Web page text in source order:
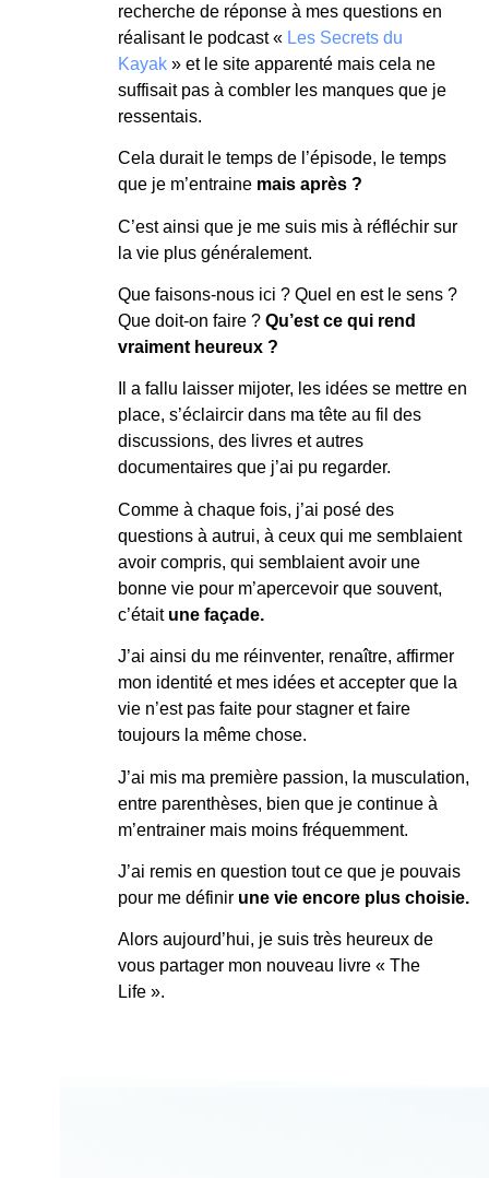
recherche de réponse à mes questions en
réalisant le podcast « Les Secrets du
Kayak» et le site apparenté mais cela ne
suffisait pas à combler les manques que je
ressentais.
Cela durait le temps de l’épisode, le temps
que je m’entraine mais après ?
C’est ainsi que je me suis mis à réfléchir sur
la vie plus généralement.
Que faisons-nous ici ? Quel en est le sens ?
Que doit-on faire ? Qu’est ce qui rend
vraiment heureux ?
Il a fallu laisser mijoter, les idées se mettre en
place, s’éclaircir dans ma tête au fil des
discussions, des livres et autres
documentaires que j’ai pu regarder.
Comme à chaque fois, j’ai posé des
questions à autrui, à ceux qui me semblaient
avoir compris, qui semblaient avoir une
bonne vie pour m’apercevoir que souvent,
c’était une façade.
J’ai ainsi du me réinventer, renaître, affirmer
mon identité et mes idées et accepter que la
vie n’est pas faite pour stagner et faire
toujours la même chose.
J’ai mis ma première passion, la musculation,
entre parenthèses, bien que je continue à
m’entrainer mais moins fréquemment.
J’ai remis en question tout ce que je pouvais
pour me définir une vie encore plus choisie.
Alors aujourd’hui, je suis très heureux de
vous partager mon nouveau livre « The
Life ».